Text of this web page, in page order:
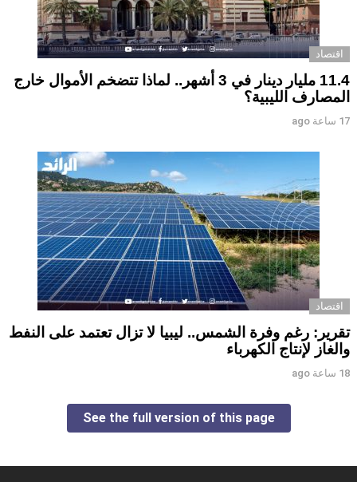
اقتصاد
11.4 مليار دينار في 3 أشهر.. لماذا تتضخم الأموال خارج
المصارف الليبية؟
17 ساعة ago
اقتصاد
تقرير: رغم وفرة الشمس.. ليبيا لا تزال تعتمد على النفط
والغاز لإنتاج الكهرباء
18 ساعة ago
See the full version of this page